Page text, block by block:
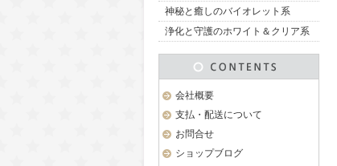
神秘と癒しのバイオレット系
浄化と守護のホワイト＆クリア系
会社概要
支払・配送について
お問合せ
ショップブログ